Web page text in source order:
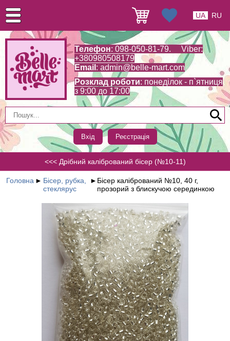
Телефон: 098-050-81-79. Viber:
+380980508179
Email : admin@belle-mart.com
Розклад роботи: понеділок - п`ятниця
з 9:00 до 17:00
Вхід Реєстрація
UA RU
<<< Дрібний калібрований бісер (№10-11)
Головна ► Бісер, рубка,
стеклярус
► Бісер калібрований №10, 40 г,
прозорий з блискучою серединкою